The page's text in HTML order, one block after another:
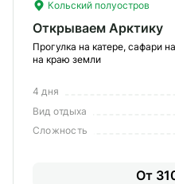
Кольский полуостров
Открываем Арктику
Прогулка на катере, сафари
на краю земли
4 дня
Вид отдыха
Сложность
От